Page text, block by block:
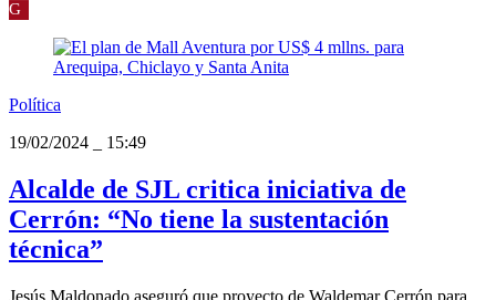
G
Política
19/02/2024
15:49
Alcalde de SJL critica iniciativa de
Cerrón: “No tiene la sustentación
técnica”